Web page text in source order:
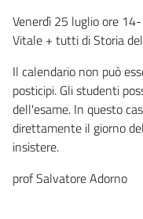
Venerdì 25 luglio ore
Vitale + tutti di Storia
Il calendario non può
posticipi. Gli studenti
dell'esame. In questo
direttamente il giorno
insistere.
prof Salvatore Adorno